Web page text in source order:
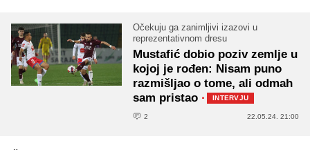
Očekuju ga zanimljivi izazovi u
reprezentativnom dresu
Mustafić dobio poziv zemlje u
kojoj je rođen: Nisam puno
razmišljao o tome, ali odmah
sam pristao · INTERVJU
2 22.05.24. 21:00